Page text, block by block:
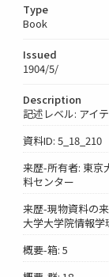
Type
Book
Issued
1904/5/
Description
記述レベル: アイ
資料ID: 5_18_210
来歴-所有者: 東京
料センター
来歴-現物資料の
大学大学院情報
概要-箱: 5